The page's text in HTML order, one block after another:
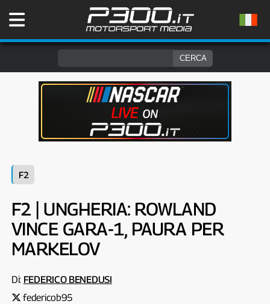
F2
F2 | UNGHERIA: ROWLAND
VINCE GARA-1, PAURA PER
MARKELOV
Di: FEDERICO BENEDUSI
federicob95